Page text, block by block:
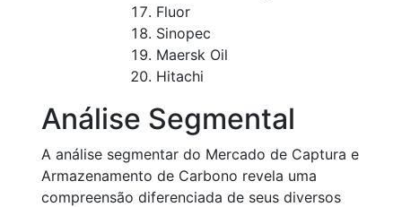
Fluor
Sinopec
Maersk Oil
Hitachi
Análise Segmental
A análise segmentar do Mercado de Captura e
Armazenamento de Carbono revela uma
compreensão diferenciada de seus diversos